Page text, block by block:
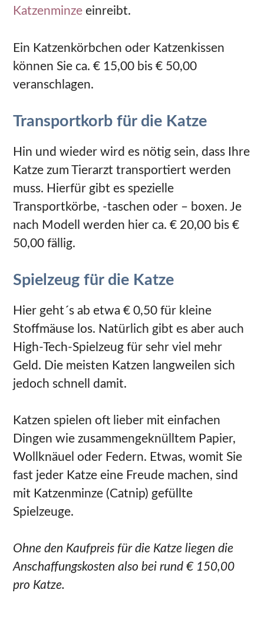
Katzenminze einreibt.
Ein Katzenkörbchen oder Katzenkissen
können Sie ca. € 15,00 bis € 50,00
veranschlagen.
Transportkorb für die Katze
Hin und wieder wird es nötig sein, dass Ihre
Katze zum Tierarzt transportiert werden
muss. Hierfür gibt es spezielle
Transportkörbe, -taschen oder – boxen. Je
nach Modell werden hier ca. € 20,00 bis €
50,00 fällig.
Spielzeug für die Katze
Hier geht´s ab etwa € 0,50 für kleine
Stoffmäuse los. Natürlich gibt es aber auch
High-Tech-Spielzeug für sehr viel mehr
Geld. Die meisten Katzen langweilen sich
jedoch schnell damit.
Katzen spielen oft lieber mit einfachen
Dingen wie zusammengeknülltem Papier,
Wollknäuel oder Federn. Etwas, womit Sie
fast jeder Katze eine Freude machen, sind
mit Katzenminze (Catnip) gefüllte
Spielzeuge.
Ohne den Kaufpreis für die Katze liegen die
Anschaffungskosten also bei rund € 150,00
pro Katze.